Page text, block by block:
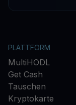
PLATTFORM
MultiHODL
Get Cash
Tauschen
Kryptokarte